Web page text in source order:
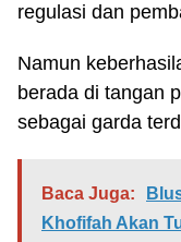
regulasi dan
Namun
berada di tangan
sebagai garda
Baca Juga:
Khofifah Akan